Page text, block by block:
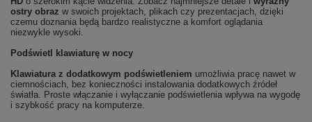
ostry obraz w swoich projektach, plikach czy prezentacjach, dzięki
czemu doznania będą bardzo realistyczne a komfort oglądania
niezwykle wysoki.
Podświetl klawiaturę w nocy
Klawiatura z dodatkowym podświetleniem umożliwia pracę nawet w
ciemnościach, bez konieczności instalowania dodatkowych źródeł
światła. Proste włączanie i wyłączanie podświetlenia wpływa na wygodę
i szybkość pracy na komputerze.